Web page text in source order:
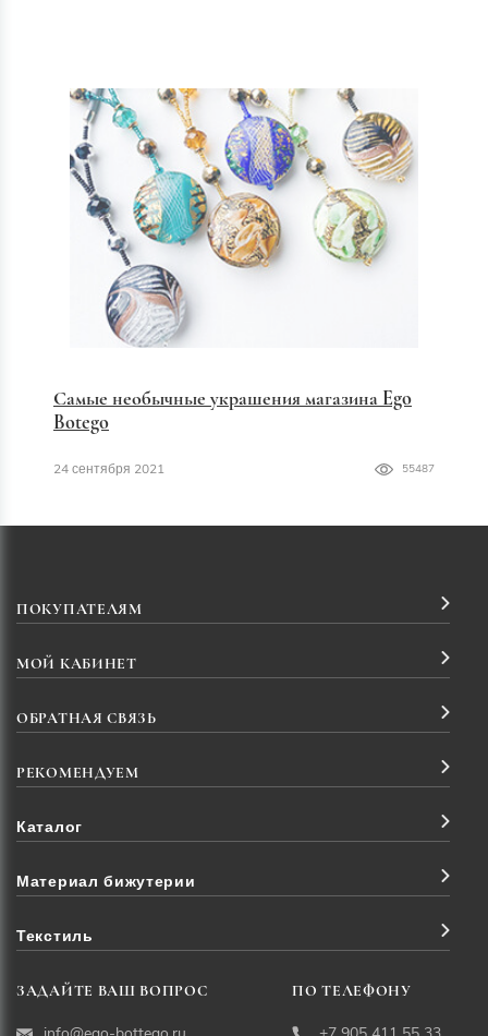
Самые необычные украшения магазина Ego
Botego
24 сентября 2021 55487
ПОКУПАТЕЛЯМ
МОЙ КАБИНЕТ
ОБРАТНАЯ СВЯЗЬ
РЕКОМЕНДУЕМ
Каталог
Материал бижутерии
Текстиль
ЗАДАЙТЕ ВАШ ВОПРОС ПО ТЕЛЕФОНУ